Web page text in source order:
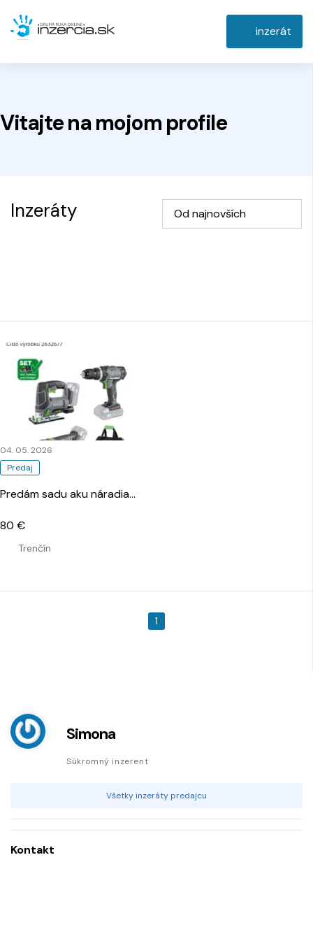
inzerát
Vitajte na mojom profile
Inzeráty Od najnovších
Predaj
04. 05. 2026
Predám sadu aku náradia…
Trenčín
80 €
1
Simona
Súkromný inzerent
Všetky inzeráty predajcu
Kontakt